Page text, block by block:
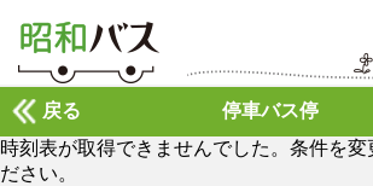
停車バス停
戻る
時刻表が取得できませんでした。条件を変
ださい。